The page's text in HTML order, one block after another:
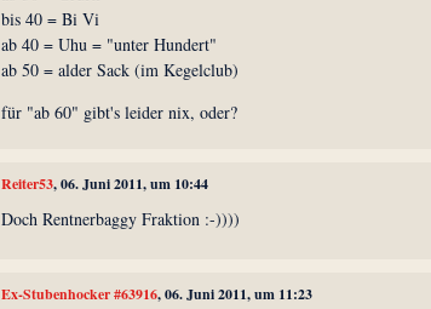
bis 40 = Bi Vi
ab 40 = Uhu = "unter Hundert"
ab 50 = alder Sack (im Kegelclub)
für "ab 60" gibt's leider nix, oder?
Reiter53, 06. Juni 2011, um 10:44
Doch Rentnerbaggy Fraktion :-))))
Ex-Stubenhocker #63916, 06. Juni 2011, um 11:23